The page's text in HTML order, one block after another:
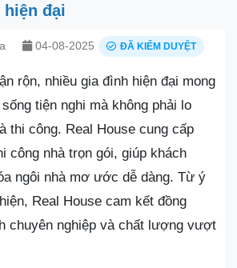
đại
04-08-2025 ĐÃ KIỂM DUYỆT
rộn, nhiều gia đình hiện đại mong
tiện nghi mà không phải lo
thi công. Real House cung cấp
công nhà trọn gói, giúp khách
ngôi nhà mơ ước dễ dàng. Từ ý
Real House cam kết đồng
chuyên nghiệp và chất lượng vượt